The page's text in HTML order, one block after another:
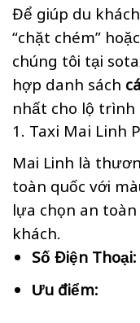
Để giúp du
“chặt chém”
chúng tôi tại
hợp danh sách
nhất cho lộ trình
1. Taxi Mai Linh
Mai Linh là
toàn quốc với
lựa chọn an
khách.
Số Điện Thoại:
Ưu điểm: